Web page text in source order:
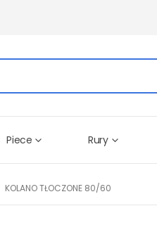
Piece Rury
KOLANO TŁOCZONE 80/60